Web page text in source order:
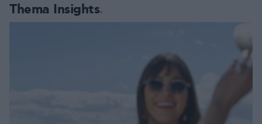
Thema Insights